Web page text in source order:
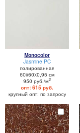
Monocolor
Jasmine PC
полированная
60x60x0,95 см
950 руб./м2
опт: 615 руб.
крупный опт: по запросу